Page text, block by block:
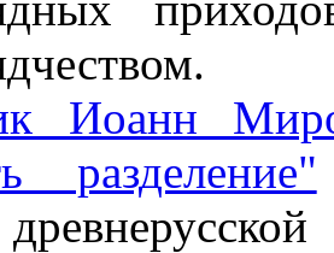
Иоанн
разделение"